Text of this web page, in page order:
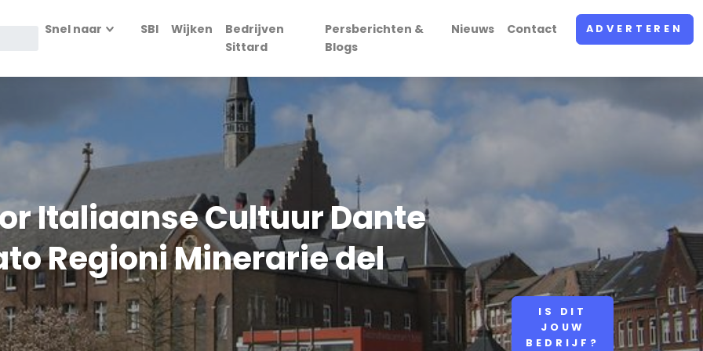
Snel naar SBI Wijken
Bedrijven
Sittard
Persberichten &
Blogs
Nieuws Contact ADVERTEREN
Italiaanse Cultuur Dante
Regioni Minerarie del
IS DIT
JOUW
BEDRIJF?